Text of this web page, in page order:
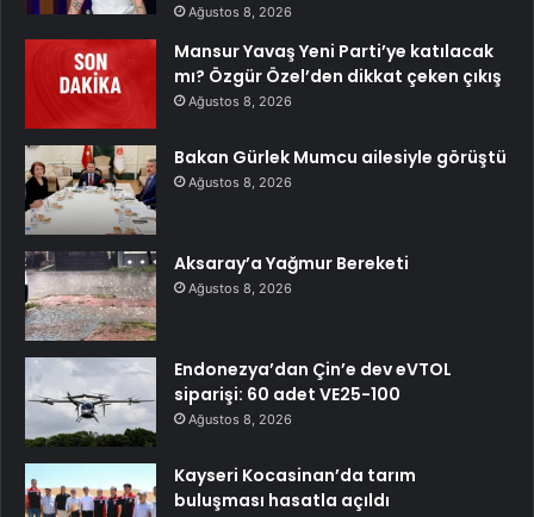
Ağustos 8, 2026
Mansur Yavaş Yeni Parti’ye katılacak
mı? Özgür Özel’den dikkat çeken çıkış
Ağustos 8, 2026
Bakan Gürlek Mumcu ailesiyle görüştü
Ağustos 8, 2026
Aksaray’a Yağmur Bereketi
Ağustos 8, 2026
Endonezya’dan Çin’e dev eVTOL
siparişi: 60 adet VE25-100
Ağustos 8, 2026
Kayseri Kocasinan’da tarım
buluşması hasatla açıldı